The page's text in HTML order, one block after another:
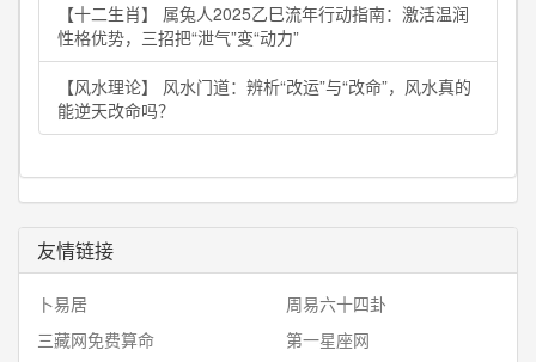
【十二生肖】 属兔人2025乙巳流年行动指南：激活温润
性格优势，三招把“泄气”变“动力”
【风水理论】 风水门道：辨析“改运”与“改命”，风水真的
能逆天改命吗？
友情链接
卜易居
周易六十四卦
三藏网免费算命
第一星座网